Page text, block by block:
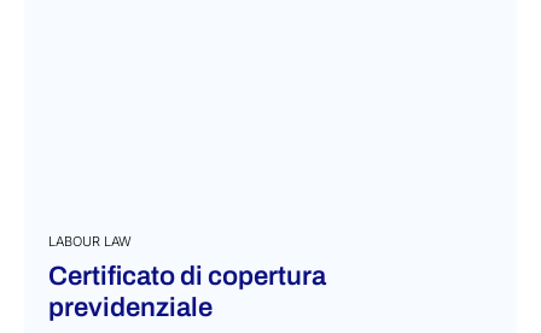
LABOUR LAW
Certificato di copertura
previdenziale